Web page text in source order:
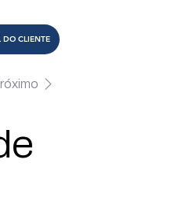
DO CLIENTE